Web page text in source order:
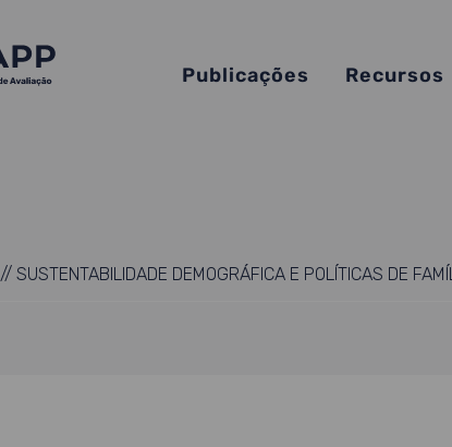
Publicações Recursos
//SUSTENTABILIDADE DEMOGRÁFICA E POLÍTICAS DE